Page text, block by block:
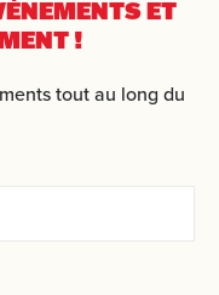
ET
!
tout au long du